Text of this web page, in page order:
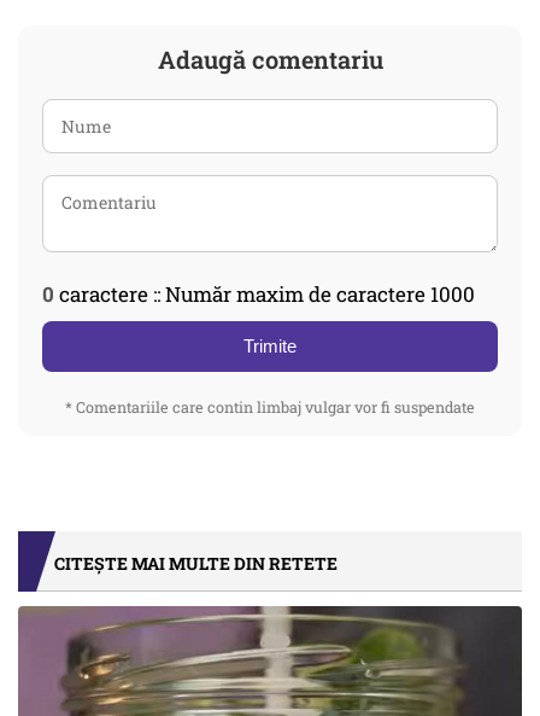
Adaugă comentariu
0 caractere :: Număr maxim de caractere 1000
Trimite
* Comentariile care contin limbaj vulgar vor fi suspendate
CITEȘTE MAI MULTE DIN RETETE